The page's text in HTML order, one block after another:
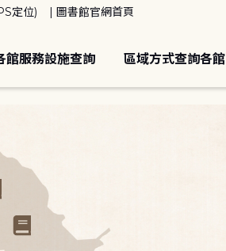
定位) 圖書館官網首頁
館服務設施查詢 區域方式查詢各館